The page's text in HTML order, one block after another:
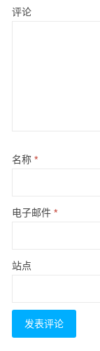
评论
名称 *
电子邮件 *
站点